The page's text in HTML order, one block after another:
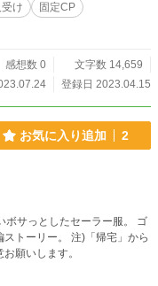
け
固定CP
感想数 0
文字数 14,659
登録日 2023.04.15
お気に入り追加 2
サっとしたセーラー服。 ゴ
注)「帰宅」から
願いします。